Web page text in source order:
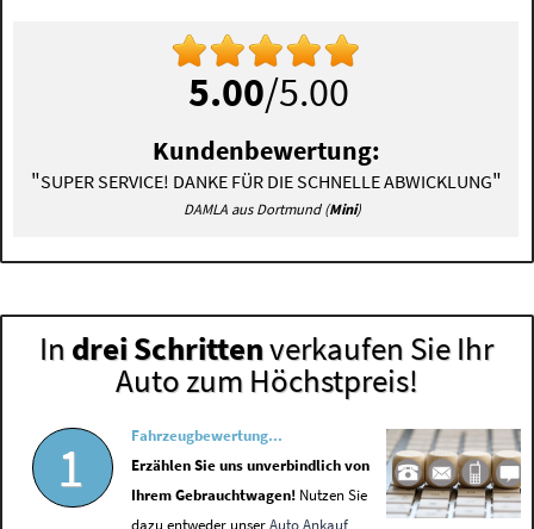
5.00/5.00
Kundenbewertung:
"SUPER SERVICE! DANKE FÜR DIE SCHNELLE ABWICKLUNG"
DAMLA aus Dortmund (Mini)
In drei Schrittenverkaufen Sie Ihr
Auto zum Höchstpreis!
1
Fahrzeugbewertung...
Erzählen Sie uns unverbindlich von
Ihrem Gebrauchtwagen! Nutzen Sie
dazu entweder unserAuto Ankauf